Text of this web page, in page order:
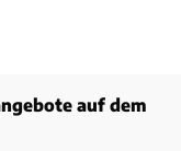
auf dem